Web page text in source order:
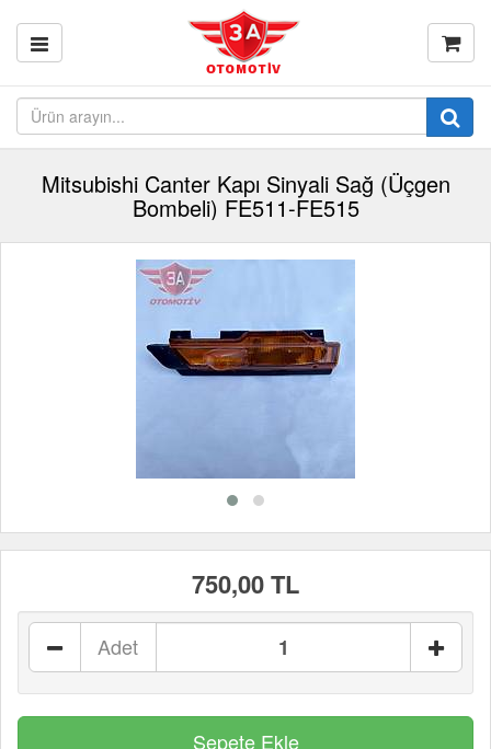
Mitsubishi Canter Kapı Sinyali Sağ (Üçgen
Bombeli) FE511-FE515
750,00 TL
Adet